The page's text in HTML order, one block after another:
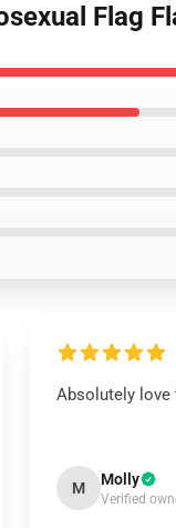
Flag
Absolutely love
M Molly
Verified